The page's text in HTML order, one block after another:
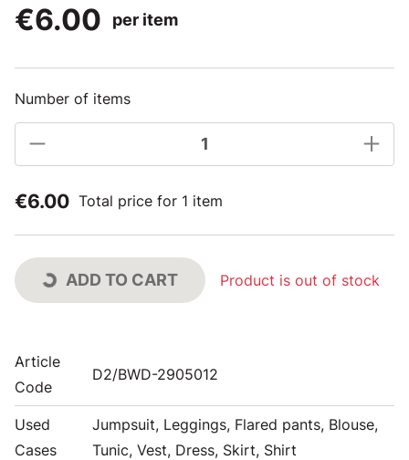
€6.00 per item
Number of items
€6.00 Total price for 1 item
ADD TO CART Product is out of stock
Article
Code
D2/BWD-2905012
Used
Cases
Jumpsuit, Leggings, Flared pants, Blouse,
Tunic, Vest, Dress, Skirt, Shirt